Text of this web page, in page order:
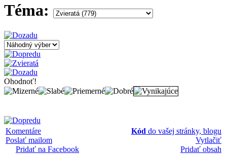
Téma:
Ohodnoť!
Komentáre
Poslať mailom
Pridať na Facebook
Kód do vašej stránky, blogu
Vytlačiť
Pridať obsah